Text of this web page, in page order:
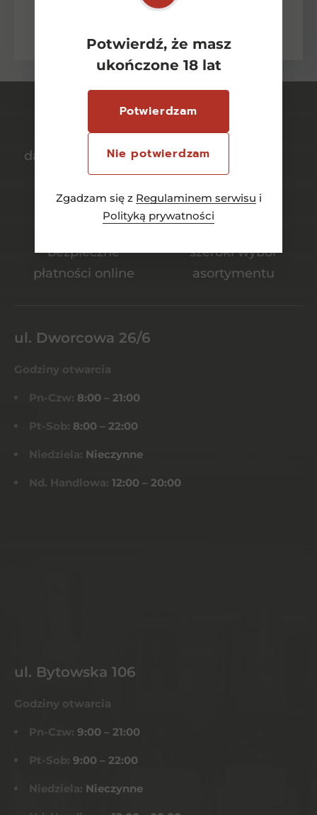
Potwierdź, że masz
ukończone 18 lat
Potwierdzam
Nie potwierdzam
Zgadzam się z Regulaminem serwisu i
Polityką prywatności
zasadami ochrony danych osobowych
darmowa dostawa
od 700 zł
bezpieczny
transport
bezpieczne
płatności online
szeroki wybór
asortymentu
ul. Dworcowa 26/6
Godziny otwarcia
Pn-Czw: 8:00 – 21:00
Pt-Sob: 8:00 – 22:00
Niedziela: Nieczynne
Nd. Handlowa: 12:00 – 20:00
ul. Bytowska 106
Godziny otwarcia
Pn-Czw: 9:00 – 21:00
Pt-Sob: 9:00 – 22:00
Niedziela: Nieczynne